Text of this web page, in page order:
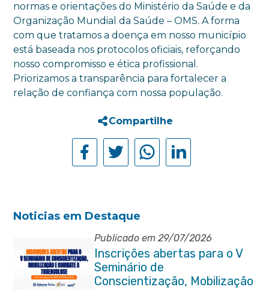
normas e orientações do Ministério da Saúde e da
Organização Mundial da Saúde – OMS. A forma
com que tratamos a doença em nosso município
está baseada nos protocolos oficiais, reforçando
nosso compromisso e ética profissional.
Priorizamos a transparência para fortalecer a
relação de confiança com nossa população.
Compartilhe
Noticias em Destaque
Publicado em 29/07/2026
Inscrições abertas para o V
Seminário de
Conscientização, Mobilização